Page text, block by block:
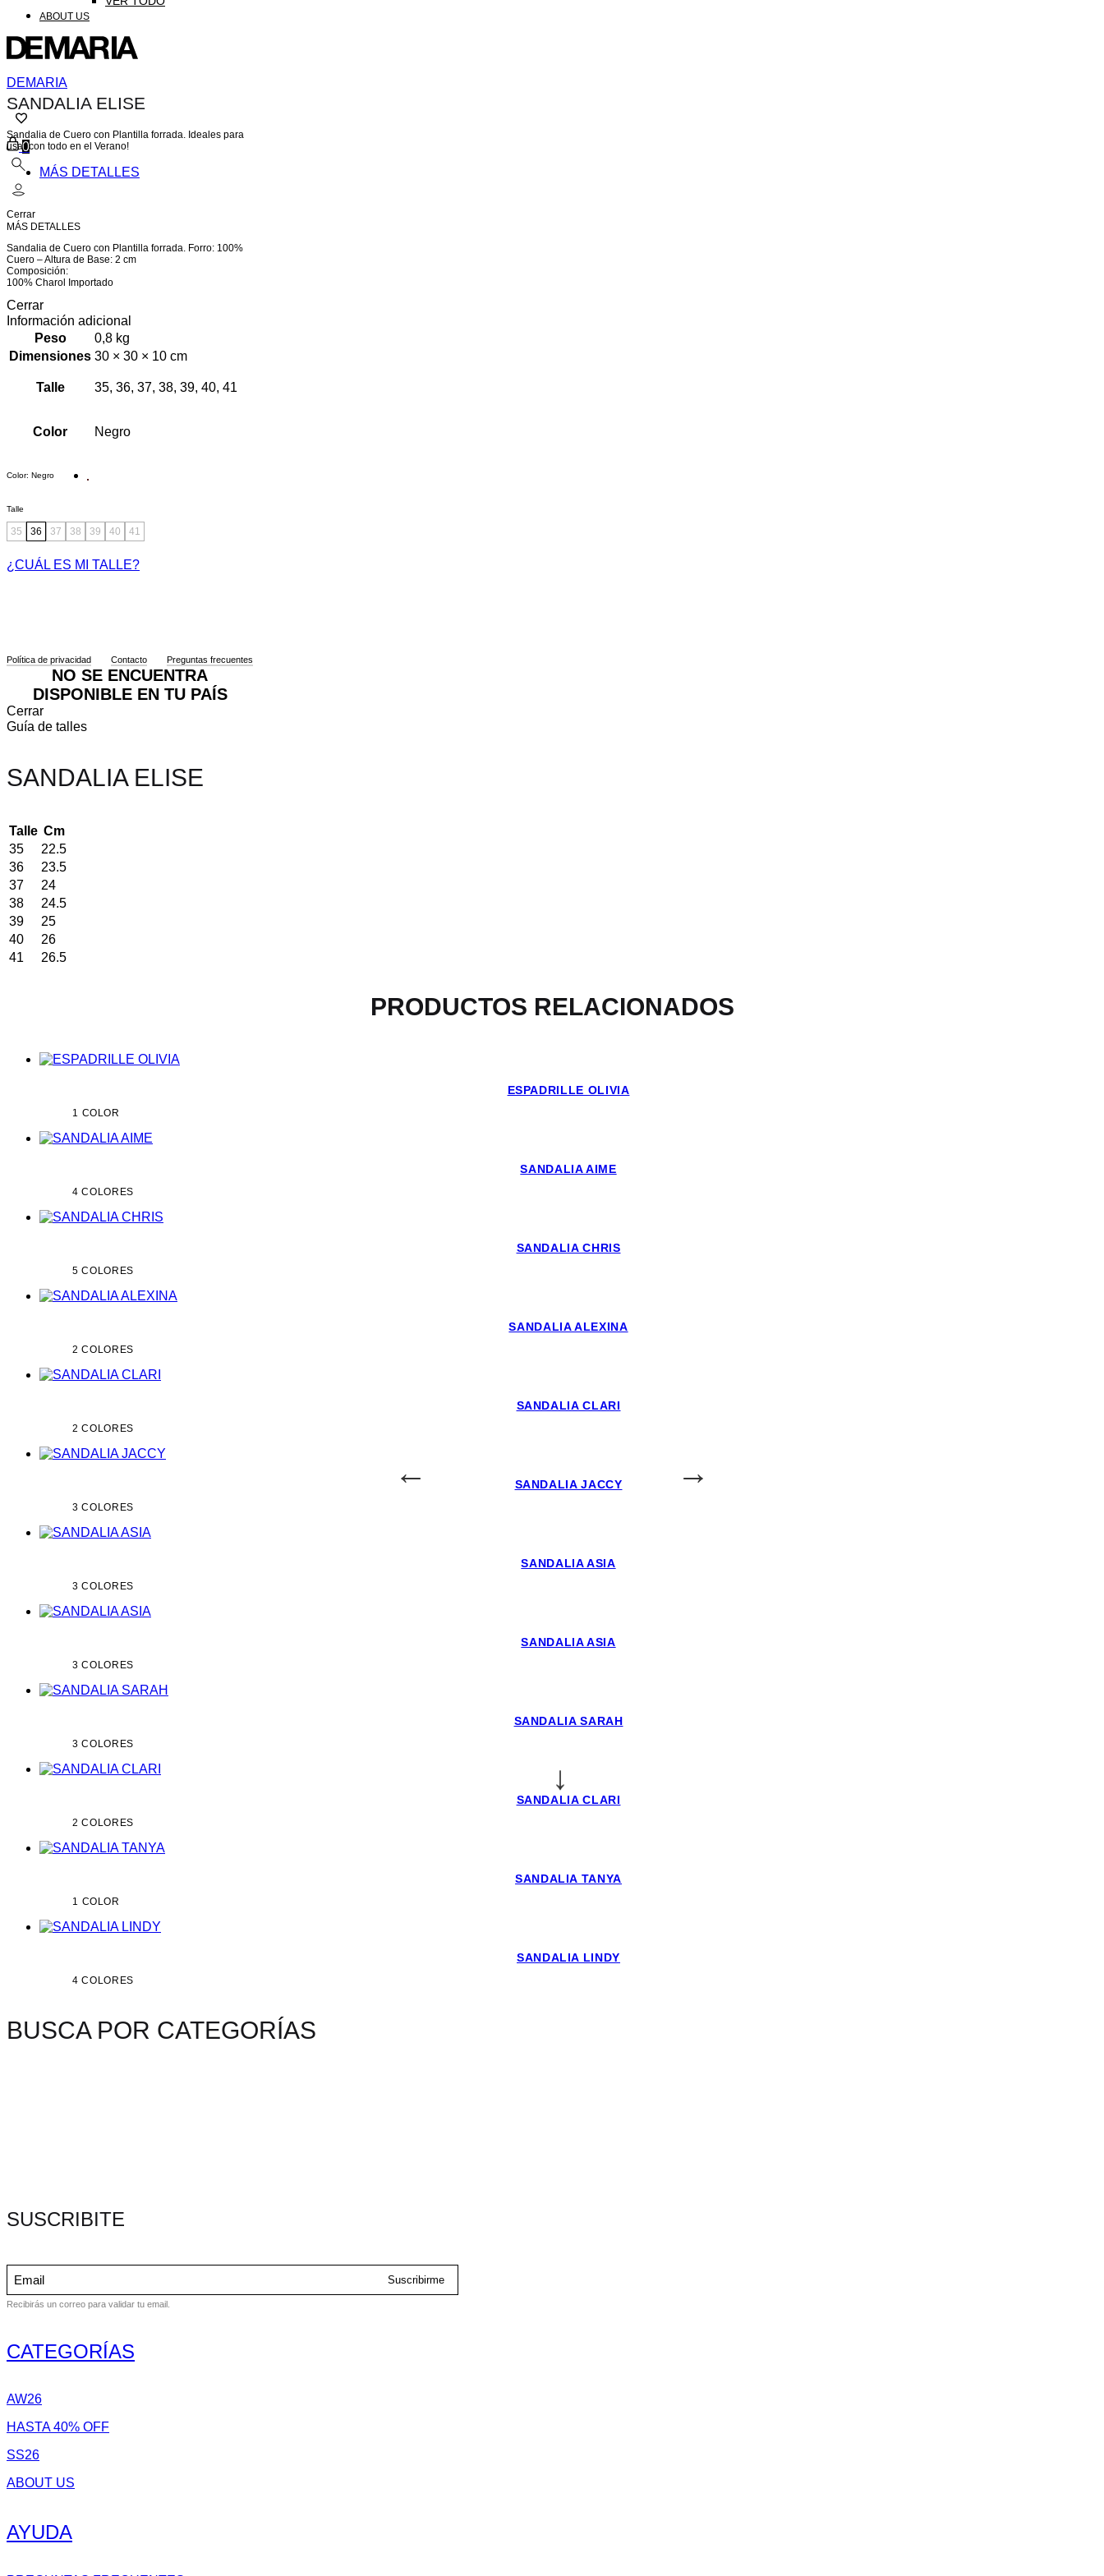
ABOUT US
DEMARIA
Carrito
0
SANDALIA ELISE
Sandalia de Cuero con Plantilla forrada. Ideales para
usar con todo en el Verano!
MÁS DETALLES
Cerrar
MÁS DETALLES
Sandalia de Cuero con Plantilla forrada. Forro: 100%
Cuero – Altura de Base: 2 cm
Composición:
100% Charol Importado
Cerrar
Información adicional
Peso
0,8 kg
Dimensiones 30 × 30 × 10 cm
Talle 35, 36, 37, 38, 39, 40, 41
Color Negro
Color: Negro
Talle
35 36 37 38 39 40 41
¿CUÁL ES MI TALLE?
Política de privacidad Contacto Preguntas frecuentes
NO SE ENCUENTRA
DISPONIBLE EN TU PAÍS
Cerrar
Guía de talles
SANDALIA ELISE
Talle Cm
35
22.5
36
23.5
37
24
38
24.5
39
25
40
26
41
26.5
← →
↓
PRODUCTOS RELACIONADOS
ESPADRILLE OLIVIA
1 COLOR
SANDALIA AIME
4 COLORES
SANDALIA CHRIS
5 COLORES
SANDALIA ALEXINA
2 COLORES
SANDALIA CLARI
2 COLORES
SANDALIA JACCY
3 COLORES
SANDALIA ASIA
3 COLORES
SANDALIA ASIA
3 COLORES
SANDALIA SARAH
3 COLORES
SANDALIA CLARI
2 COLORES
SANDALIA TANYA
1 COLOR
SANDALIA LINDY
4 COLORES
BUSCA POR CATEGORÍAS
SUSCRIBITE
Suscribirme
Recibirás un correo para validar tu email.
CATEGORÍAS
AW26
HASTA 40% OFF
SS26
ABOUT US
AYUDA